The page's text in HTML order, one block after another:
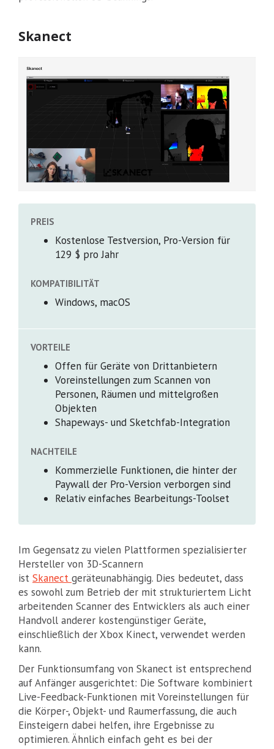
Skanect
PREIS
Kostenlose Testversion, Pro-Version für
129 $ pro Jahr
KOMPATIBILITÄT
Windows, macOS
VORTEILE
Offen für Geräte von Drittanbietern
Voreinstellungen zum Scannen von
Personen, Räumen und mittelgroßen
Objekten
Shapeways- und Sketchfab-Integration
NACHTEILE
Kommerzielle Funktionen, die hinter der
Paywall der Pro-Version verborgen sind
Relativ einfaches Bearbeitungs-Toolset
Im Gegensatz zu vielen Plattformen spezialisierter
Hersteller von 3D-Scannern
ist Skanect geräteunabhängig. Dies bedeutet, dass
es sowohl zum Betrieb der mit strukturiertem Licht
arbeitenden Scanner des Entwicklers als auch einer
Handvoll anderer kostengünstiger Geräte,
einschließlich der Xbox Kinect, verwendet werden
kann.
Der Funktionsumfang von Skanect ist entsprechend
auf Anfänger ausgerichtet: Die Software kombiniert
Live-Feedback-Funktionen mit Voreinstellungen für
die Körper-, Objekt- und Raumerfassung, die auch
Einsteigern dabei helfen, ihre Ergebnisse zu
optimieren. Ähnlich einfach geht es bei der